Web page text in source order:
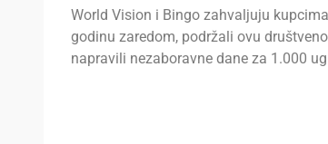
World Vision i Bingo zahvaljuju
godinu zaredom, podržali ovu
napravili nezaboravne dane za 1.000